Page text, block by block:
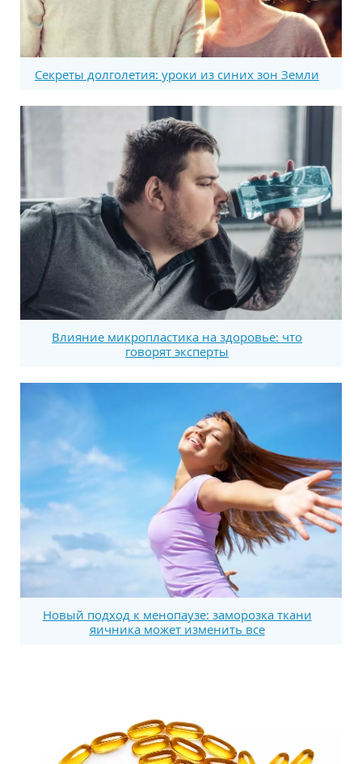
Секреты долголетия: уроки из синих зон Земли
Влияние микропластика на здоровье: что
говорят эксперты
Новый подход к менопаузе: заморозка ткани
яичника может изменить все